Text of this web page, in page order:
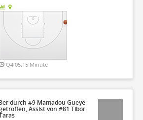
Q4 05:15 Minute
durch #9 Mamadou Gueye
Assist von #81 Tibor